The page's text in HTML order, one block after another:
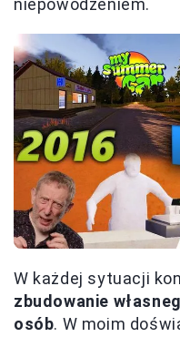
niepowodzeniem.
W każdej sytuacji
zbudowanie
osób. W moim